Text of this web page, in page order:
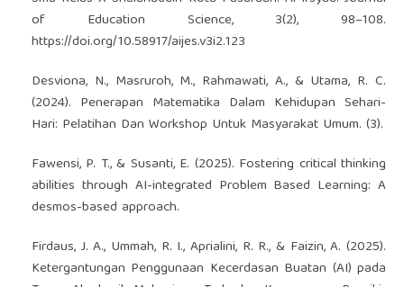
of Education Science, 3(2), 98–108.
https://doi.org/10.58917/aijes.v3i2.123
Desviona, N., Masruroh, M., Rahmawati, A., & Utama, R. C.
(2024). Penerapan Matematika Dalam Kehidupan Sehari-
Hari: Pelatihan Dan Workshop Untuk Masyarakat Umum. (3).
Fawensi, P. T., & Susanti, E. (2025). Fostering critical thinking
abilities through AI-integrated Problem Based Learning: A
desmos-based approach.
Firdaus, J. A., Ummah, R. I., Aprialini, R. R., & Faizin, A. (2025).
Ketergantungan Penggunaan Kecerdasan Buatan (AI) pada